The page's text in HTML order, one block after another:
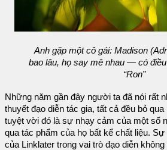
Anh gặp một cô gái: Madison
bao lâu, họ say mê nhau — có
“Ron”
Những năm gần đây người ta đã nói rất
thuyết đạo diễn tác gia, tất cả đều bỏ
tuyệt vời đó là sự nhạy cảm của một số
qua tác phẩm của họ bất kể chất liệu.
của Linklater trong vai trò đạo diễn